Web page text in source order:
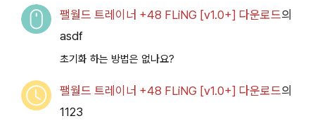
팰월드 트레이너 +48 FLiNG [v1.0+] 다운로드의
asdf
초기화 하는 방법은 없나요?
팰월드 트레이너 +48 FLiNG [v1.0+] 다운로드의
1123